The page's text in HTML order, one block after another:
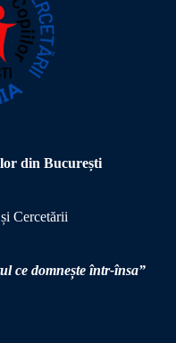
din București
Cercetării
ce domnește într-însa”